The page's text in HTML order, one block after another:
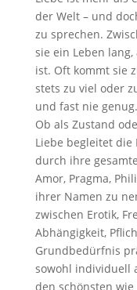
der Welt – und
zu sprechen.
sie ein Leben
ist. Oft kommt sie
stets zu viel oder
und fast nie genug.
Ob als Zustand
Liebe begleitet
durch ihre
Amor, Pragma,
ihrer Namen zu
zwischen Erotik,
Abhängigkeit,
Grundbedürfnis
sowohl individuell
den schönsten